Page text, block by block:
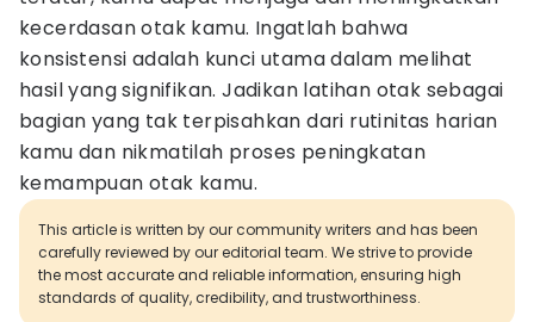
kecerdasan otak kamu. Ingatlah bahwa
konsistensi adalah kunci utama dalam melihat
hasil yang signifikan. Jadikan latihan otak sebagai
bagian yang tak terpisahkan dari rutinitas harian
kamu dan nikmatilah proses peningkatan
kemampuan otak kamu.
This article is written by our community writers and has been
carefully reviewed by our editorial team. We strive to provide
the most accurate and reliable information, ensuring high
standards of quality, credibility, and trustworthiness.